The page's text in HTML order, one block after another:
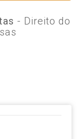
- Direito do